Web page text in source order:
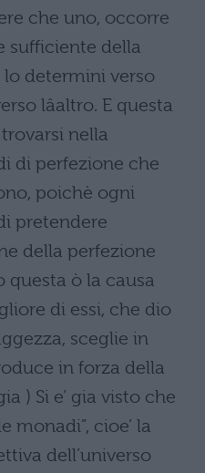
che uno, occorre
sufficiente della
lo determini verso
lâaltro. E questa
nella
di perfezione che
poichè ogni
pretendere
della perfezione
questa ò la causa
di essi, che dio
sceglie in
in forza della
) Si e’ gia visto che
monadi”, cioe’ la
dell’universo